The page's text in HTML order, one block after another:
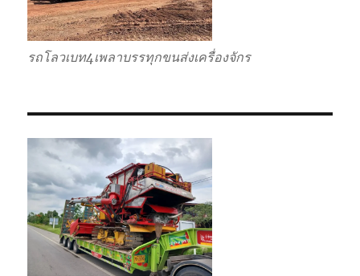
รถโลวเบท4เพลาบรรทุกขนส่งเครื่องจักร